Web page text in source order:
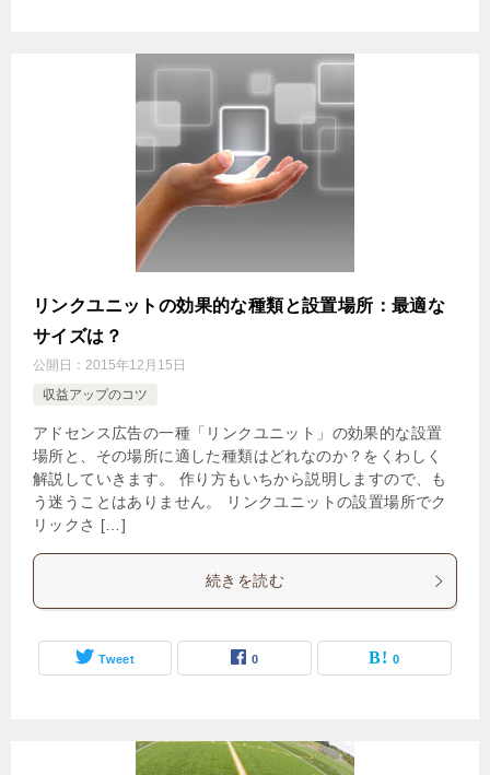
リンクユニットの効果的な種類と設置場所：最適な
サイズは？
公開日： 2015年12月15日
収益アップのコツ
アドセンス広告の一種「リンクユニット」の効果的な設置
場所と、その場所に適した種類はどれなのか？をくわしく
解説していきます。 作り方もいちから説明しますので、も
う迷うことはありません。 リンクユニットの設置場所でク
リックさ […]
続きを読む
Tweet 0 0